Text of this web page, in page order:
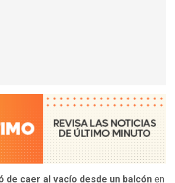
de caer al vacío desde un balcón en